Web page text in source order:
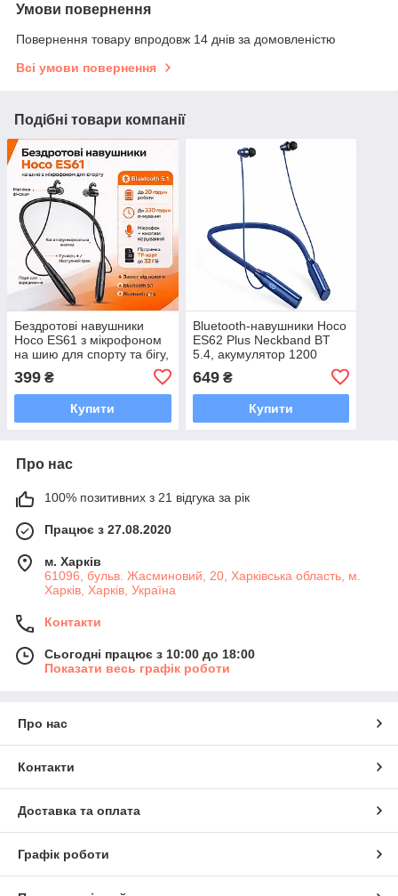
Умови повернення
Повернення товару впродовж 14 днів за домовленістю
Всі умови повернення
Подібні товари компанії
Бездротові навушники
Hoco ES61 з мікрофоном
на шию для спорту та бігу,
399 ₴
Купити
Bluetooth-навушники Hoco
ES62 Plus Neckband BT
5.4, акумулятор 1200
роботи, TF, Сині
649₴
Купити
Про нас
100% позитивних з 21 відгука за рік
Працює з 27.08.2020
м. Харків
61096, бульв. Жасминовий, 20, Харківська область, м.
Харків, Харків, Україна
Контакти
Сьогодні працює з 10:00 до 18:00
Показати весь графік роботи
Про нас
Контакти
Доставка та оплата
Графік роботи